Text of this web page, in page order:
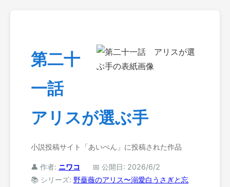
第二十
一話
アリスが選ぶ手
小説投稿サイト「あいぺん」に投稿された作品
👤 作者: ニワコ
📅 公開日: 2026/6/2
📚 シリーズ: 野薔薇のアリス〜溺愛白うさぎと忘